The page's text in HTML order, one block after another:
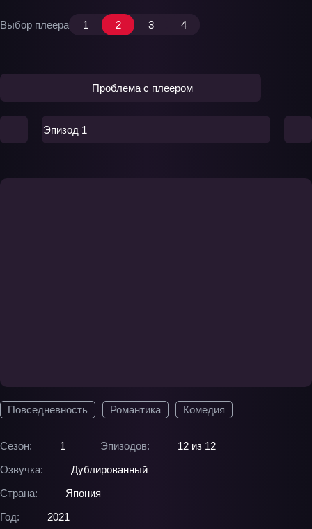
Повседневность Романтика Комедия
Сезон: 1 Эпизодов:
12 из 12
Озвучка:
Дублированный
Страна:
Япония
Год:
2021
Выбор плеера 1 2 3 4
Проблема с плеером
Эпизод 1